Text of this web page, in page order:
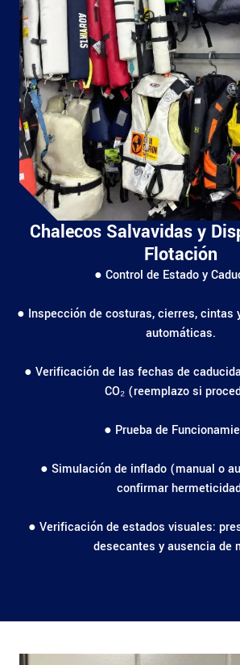
Chalecos Salvavidas y
Flotación
● Control de Estado y
● Inspección de costuras, cierres, cintas
automáticas.
● Verificación de las fechas de
CO₂ (reemplazo si
● Prueba de
● Simulación de inflado (manual o
confirmar
● Verificación de estados visuales:
desecantes y ausencia de